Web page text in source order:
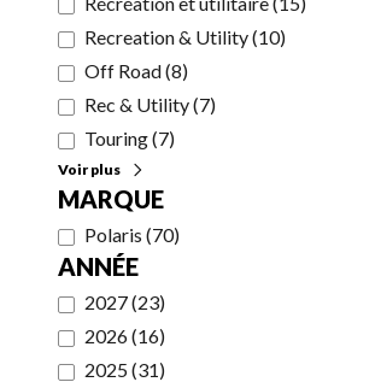
Recreation & Utility(10)
Off Road(8)
Rec & Utility(7)
Touring(7)
Voir plus
MARQUE
Polaris (70)
ANNÉE
2027(23)
2026(16)
2025(31)